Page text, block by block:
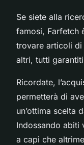
Se siete alla
famosi, Farfetch
trovare articoli di
altri, tutti
Ricordate,
permetterà di
un’ottima scelta
Indossando abiti
a capi che